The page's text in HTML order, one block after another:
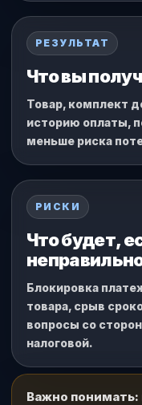
РЕЗУЛЬТАТ
Что вы
Товар, комплект
историю оплаты,
меньше риска
РИСКИ
Что будет,
Блокировка
товара, срыв
вопросы со
налоговой.
Важно понимать: